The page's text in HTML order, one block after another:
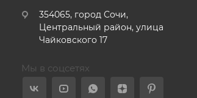
354065, город Сочи,
Центральный район, улица
Чайковского 17
Мы в соцсетях